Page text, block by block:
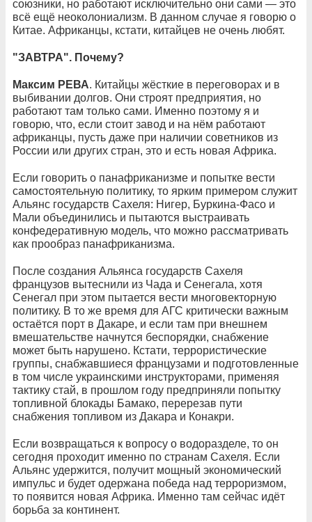
союзники, но работают исключительно они сами — это
всё ещё неоколониализм. В данном случае я говорю о
Китае. Африканцы, кстати, китайцев не очень любят.
"ЗАВТРА". Почему?
Максим РЕВА. Китайцы жёсткие в переговорах и в
выбивании долгов. Они строят предприятия, но
работают там только сами. Именно поэтому я и
говорю, что, если стоит завод и на нём работают
африканцы, пусть даже при наличии советников из
России или других стран, это и есть новая Африка.
Если говорить о панафриканизме и попытке вести
самостоятельную политику, то ярким примером служит
Альянс государств Сахеля: Нигер, Буркина-Фасо и
Мали объединились и пытаются выстраивать
конфедеративную модель, что можно рассматривать
как прообраз панафриканизма.
После создания Альянса государств Сахеля
французов вытеснили из Чада и Сенегала, хотя
Сенегал при этом пытается вести многовекторную
политику. В то же время для АГС критически важным
остаётся порт в Дакаре, и если там при внешнем
вмешательстве начнутся беспорядки, снабжение
может быть нарушено. Кстати, террористические
группы, снабжавшиеся французами и подготовленные
в том числе украинскими инструкторами, применяя
тактику стай, в прошлом году предприняли попытку
топливной блокады Бамако, перерезав пути
снабжения топливом из Дакара и Конакри.
Если возвращаться к вопросу о водоразделе, то он
сегодня проходит именно по странам Сахеля. Если
Альянс удержится, получит мощный экономический
импульс и будет одержана победа над терроризмом,
то появится новая Африка. Именно там сейчас идёт
борьба за континент.